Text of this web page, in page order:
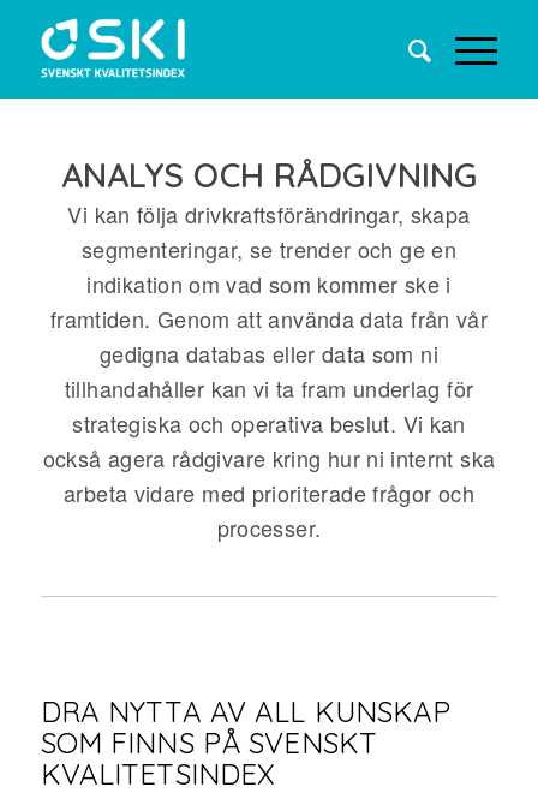
ANALYS OCH RÅDGIVNING
Vi kan följa drivkraftsförändringar, skapa
segmenteringar, se trender och ge en
indikation om vad som kommer ske i
framtiden. Genom att använda data från vår
gedigna databas eller data som ni
tillhandahåller kan vi ta fram underlag för
strategiska och operativa beslut. Vi kan
också agera rådgivare kring hur ni internt ska
arbeta vidare med prioriterade frågor och
processer.
DRA NYTTA AV ALL KUNSKAP
SOM FINNS PÅ SVENSKT
KVALITETSINDEX